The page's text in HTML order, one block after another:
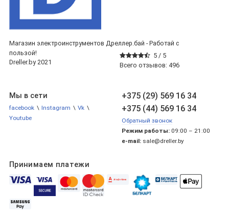
Магазин электроинструментов Дреллер.бай - Работай с
пользой!
5 / 5
Всего отзывов: 496
Dreller.by 2021
+375 (29) 569 16 34
+375 (44) 569 16 34
Обратный звонок
Режим работы: 09:00 – 21:00
e-mail: sale@dreller.by
Мы в сети
facebook \ Instagram \ Vk \
Youtube
Принимаем платежи